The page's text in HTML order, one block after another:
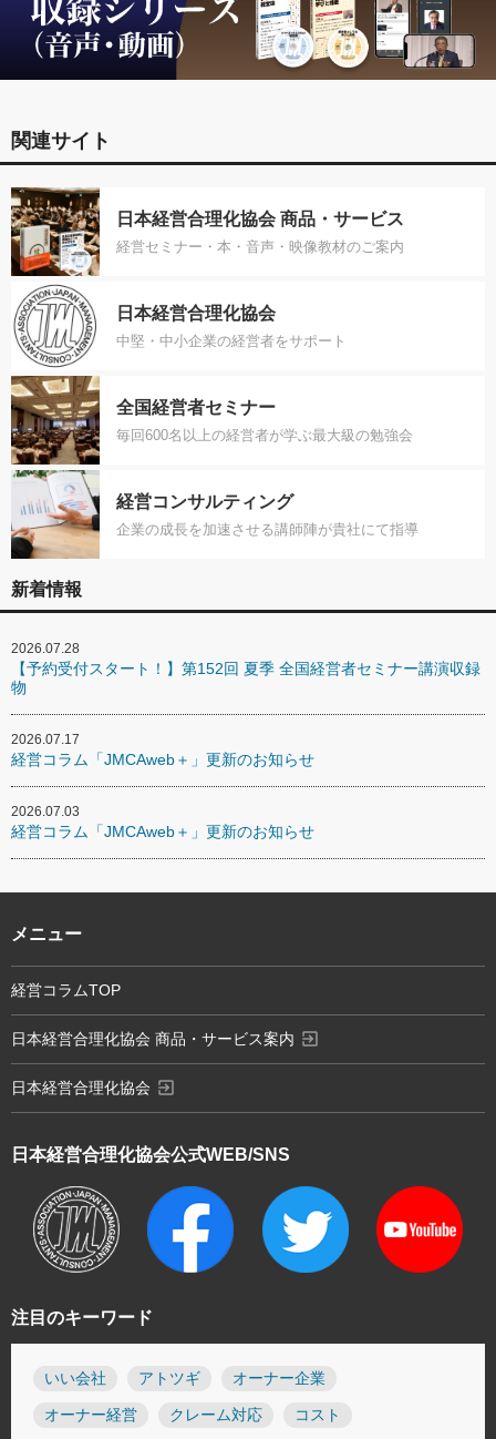
関連サイト
日本経営合理化協会 商品・サービス
経営セミナー・本・音声・映像教材のご案内
日本経営合理化協会
中堅・中小企業の経営者をサポート
全国経営者セミナー
毎回600名以上の経営者が学ぶ最大級の勉強会
経営コンサルティング
企業の成長を加速させる講師陣が貴社にて指導
新着情報
2026.07.28
【予約受付スタート！】第152回 夏季 全国経営者セミナー講演収録
物
2026.07.17
経営コラム「JMCAweb＋」更新のお知らせ
2026.07.03
経営コラム「JMCAweb＋」更新のお知らせ
注目のキーワード
いい会社 アトツギ オーナー企業
オーナー経営 クレーム対応 コスト
日本経営合理化協会公式WEB/SNS
メニュー
経営コラムTOP
日本経営合理化協会 商品・サービス案内 exit_to_app
日本経営合理化協会 exit_to_app